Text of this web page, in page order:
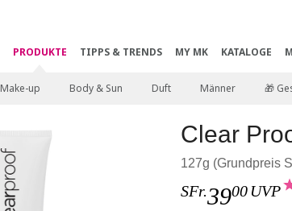
PRODUKTE TIPPS & TRENDS MY MK KATALOGE
Make-up Body & Sun Duft Männer 🎁
Clear
127g (Grundpreis
SFr.3900 UVP